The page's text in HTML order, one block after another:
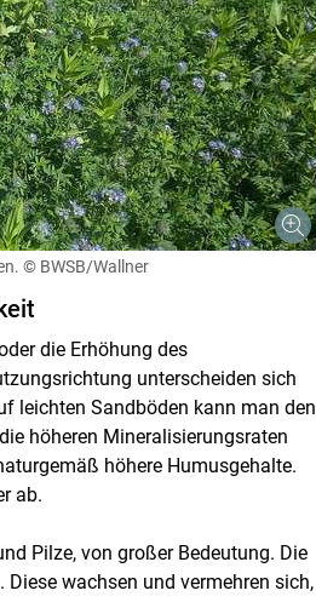
to main content
© BWSB/Wallner
die Erhöhung des
unterscheiden sich
leichten Sandböden kann man den
höheren Mineralisierungsraten
höhere Humusgehalte.
ab.
Pilze, von großer Bedeutung. Die
wachsen und vermehren sich,